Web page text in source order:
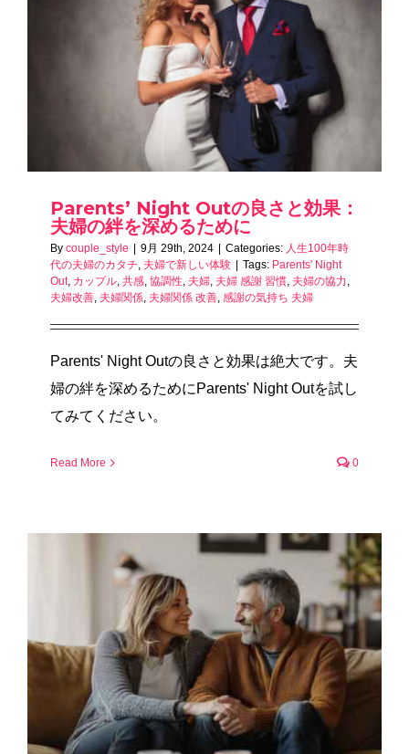
Parents’ Night Outの良さと効果：
夫婦の絆を深めるために
By couple_style 9月 29th, 2024 Categories: 人生100年時
代の夫婦のカタチ, 夫婦で新しい体験 Tags: Parents' Night
Out, カップル, 共感, 協調性, 夫婦, 夫婦 感謝 習慣, 夫婦の協力,
夫婦改善, 夫婦関係, 夫婦関係 改善, 感謝の気持ち 夫婦
Parents' Night Outの良さと効果は絶大です。夫
婦の絆を深めるためにParents' Night Outを試し
てみてください。
Read More 0